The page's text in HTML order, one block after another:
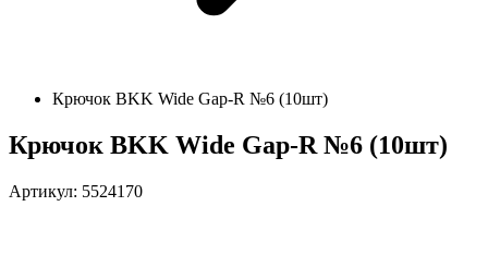
Крючок BKK Wide Gap-R №6 (10шт)
Крючок BKK Wide Gap-R №6 (10шт)
Артикул: 5524170